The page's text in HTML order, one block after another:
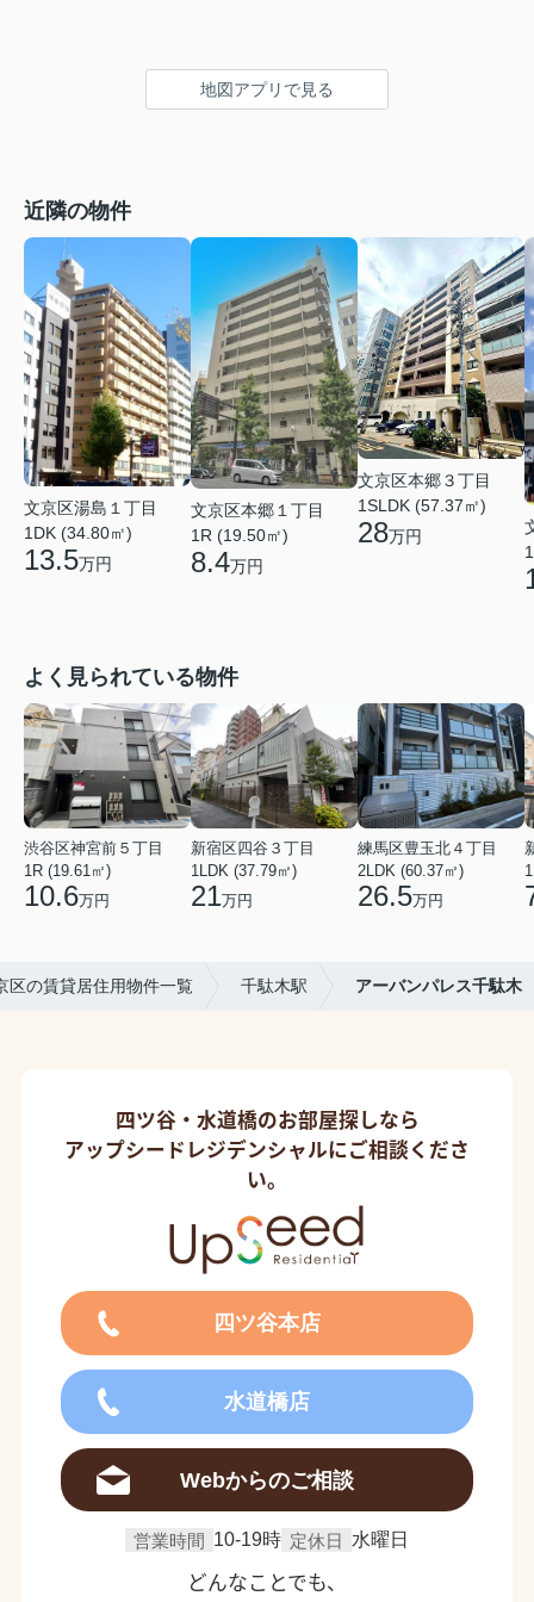
地図アプリで見る
近隣の物件
文京区湯島１丁目
1DK (34.80㎡)
13.5万円
文京区本郷１丁目
1R (19.50㎡)
8.4万円
文京区本郷３丁目
1SLDK (57.37㎡)
28万円
よく見られている物件
渋谷区神宮前５丁目
1R (19.61㎡)
10.6万円
新宿区四谷３丁目
1LDK (37.79㎡)
21万円
練馬区豊玉北４丁目
2LDK (60.37㎡)
26.5万円
区の賃貸居住用物件一覧 千駄木駅 アーバンパレス千駄木
四ツ谷・水道橋のお部屋探しなら
アップシードレジデンシャルにご相談くださ
い。
四ツ谷本店
水道橋店
Webからのご相談
営業時間 10-19時 定休日 水曜日
どんなことでも、